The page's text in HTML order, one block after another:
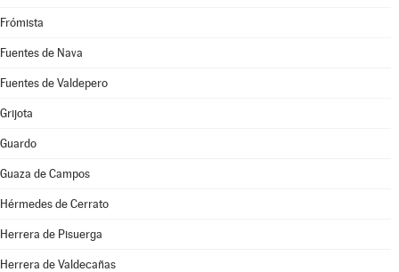
Frómista
Fuentes de Nava
Fuentes de Valdepero
Grijota
Guardo
Guaza de Campos
Hérmedes de Cerrato
Herrera de Pisuerga
Herrera de Valdecañas